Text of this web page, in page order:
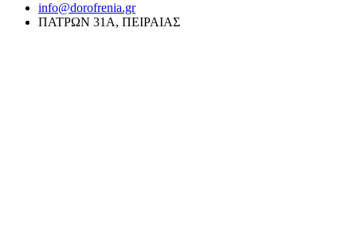
info@dorofrenia.gr
ΠΑΤΡΩΝ 31Α, ΠΕΙΡΑΙΑΣ